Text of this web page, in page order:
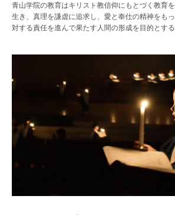
青山学院の教育はキリスト教信仰にもとづく教育
生き、真理を謙虚に追求し、愛と奉仕の精神をも
対する責任を進んで果たす人間の形成を目的とする